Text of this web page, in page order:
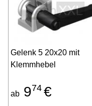
Gelenk 5 20x20 mit
Klemmhebel
ab 974 €